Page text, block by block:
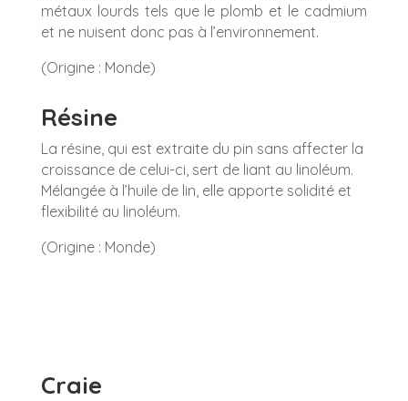
métaux lourds tels que le plomb et le cadmium
et ne nuisent donc pas à l’environnement.
(Origine : Monde)
Résine
La résine, qui est extraite du pin sans affecter la
croissance de celui-ci, sert de liant au linoléum.
Mélangée à l’huile de lin, elle apporte solidité et
flexibilité au linoléum.
(Origine : Monde)
Craie